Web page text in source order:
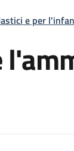
pane
e per